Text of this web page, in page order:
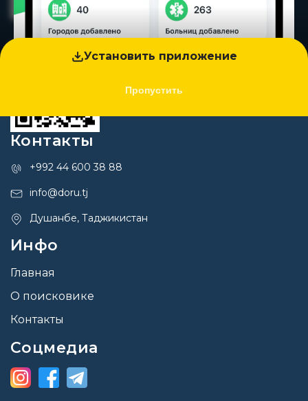
Установить приложение
Пропустить
Контакты
+992 44 600 38 88
info@doru.tj
Душанбе, Таджикистан
Инфо
Главная
О поисковике
Контакты
Соцмедиа